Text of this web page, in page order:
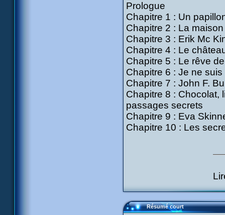
Prologue
Chapitre 1 : Un
Chapitre 2 : La
Chapitre 3 : Erik Mc
Chapitre 4 : Le
Chapitre 5 : Le rêve
Chapitre 6 : Je ne
Chapitre 7 : John F.
Chapitre 8 : Chocolat,
passages secrets
Chapitre 9 : Eva
Chapitre 10 : Les
Résumé court